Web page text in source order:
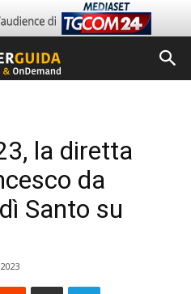
la diretta
da
Santo su